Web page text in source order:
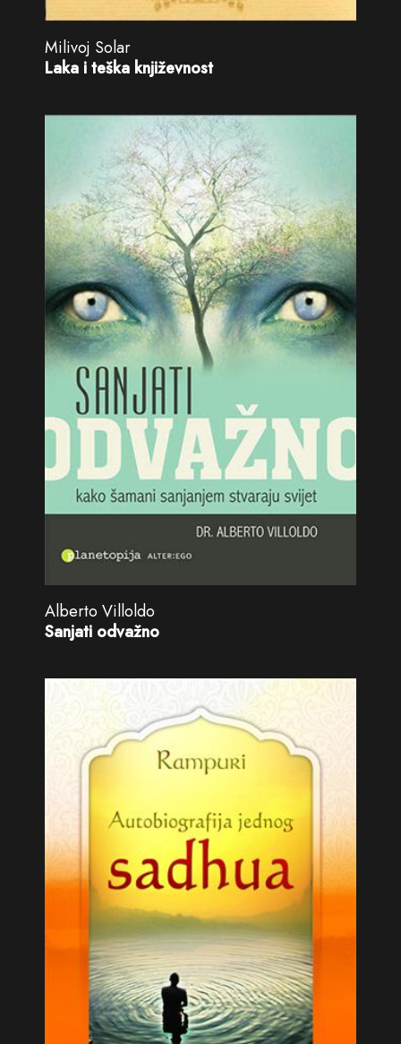
Milivoj Solar
Laka i teška književnost
Alberto Villoldo
Sanjati odvažno